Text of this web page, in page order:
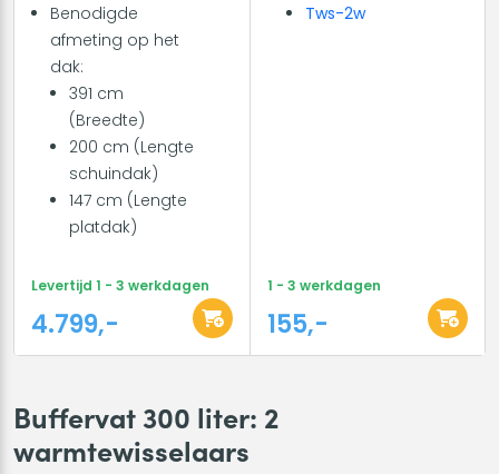
Benodigde
afmeting op het
dak:
391 cm
(Breedte)
200 cm (Lengte
schuindak)
147 cm (Lengte
platdak)
Levertijd 1 - 3 werkdagen
4.799,-
Tws-2w
1 - 3 werkdagen
155,-
Buffervat 300 liter: 2
warmtewisselaars